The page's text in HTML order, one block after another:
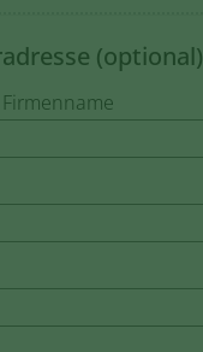
(optional)